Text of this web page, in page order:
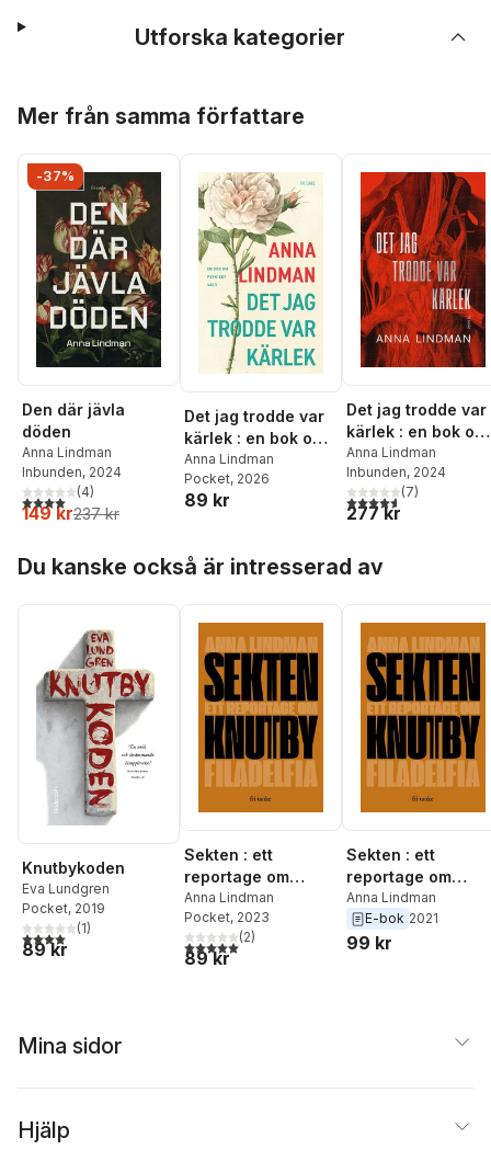
Utforska kategorier
Mer från samma författare
-37%
Den där jävla
döden
Anna Lindman
Inbunden, 2024
4,0utav 5 stjärnor. Totalt antal röster:
(4)
149 kr237 kr
Det jag trodde var
kärlek : en bok om
psykisk våld
Anna Lindman
Pocket, 2026
89 kr
Det jag trodde var
kärlek : en bok om
psykiskt våld
Anna Lindman
Inbunden, 2024
4,6utav 5 stjärnor.
(7)
277 kr
Du kanske också är intresserad av
Knutbykoden
Eva Lundgren
Pocket, 2019
4,0utav 5 stjärnor. Totalt antal röster:
(1)
89 kr
Sekten : ett
reportage om
Knutby Filadelfia
Anna Lindman
Pocket, 2023
5,0utav 5 stjärnor. Totalt antal röster:
(2)
89 kr
Sekten : ett
reportage om
Knutby Filadelfia
Anna Lindman
E-bok 2021
99 kr
Mina sidor
Hjälp